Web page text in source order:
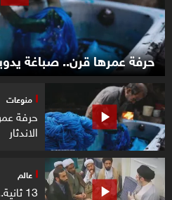
حرفة عمرها قرن.. صباغة
منوعات
حرفة
الاندثار
عالم
13